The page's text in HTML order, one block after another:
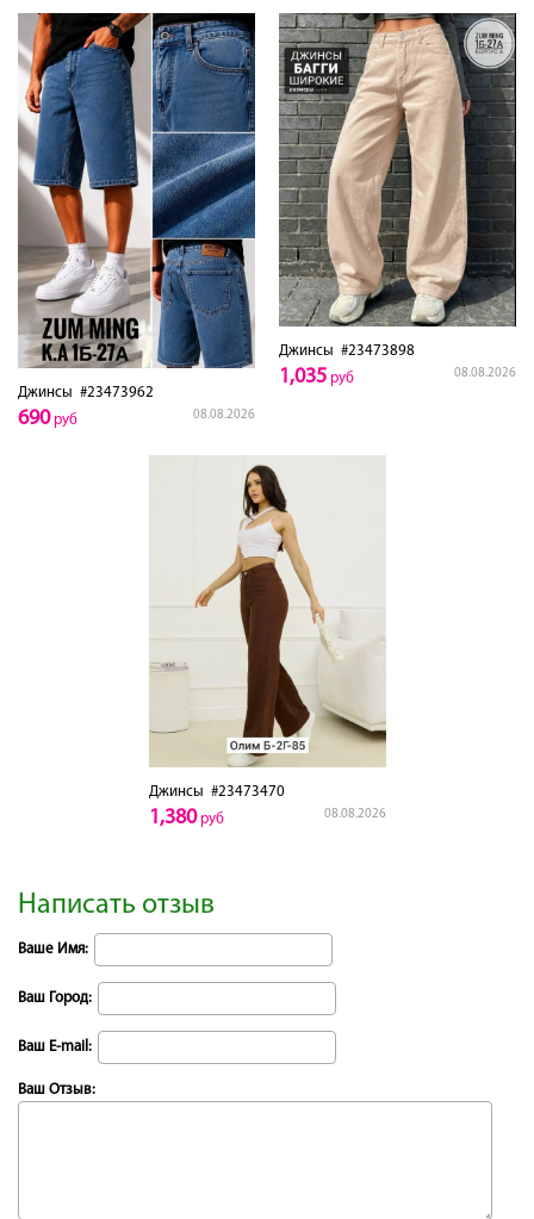
Джинсы #23473962
08.08.2026
690руб
Джинсы #23473898
08.08.2026
1,035 руб
Джинсы #23473470
08.08.2026
1,380руб
Написать отзыв
Ваше Имя:
Ваш Город:
Ваш E-mail:
Ваш Отзыв: